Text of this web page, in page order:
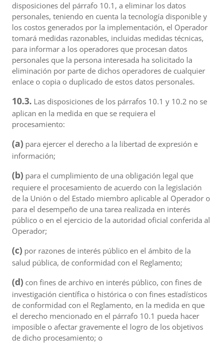
disposiciones del párrafo 10.1, a eliminar los datos
personales, teniendo en cuenta la tecnología disponible y
los costos generados por la implementación, el Operador
tomará medidas razonables, incluidas medidas técnicas,
para informar a los operadores que procesan datos
personales que la persona interesada ha solicitado la
eliminación por parte de dichos operadores de cualquier
enlace o copia o duplicado de estos datos personales.
10.3. Las disposiciones de los párrafos 10.1 y 10.2 no se
aplican en la medida en que se requiera el
procesamiento:
(a) para ejercer el derecho a la libertad de expresión e
información;
(b) para el cumplimiento de una obligación legal que
requiere el procesamiento de acuerdo con la legislación
de la Unión o del Estado miembro aplicable al Operador o
para el desempeño de una tarea realizada en interés
público o en el ejercicio de la autoridad oficial conferida al
Operador;
(c) por razones de interés público en el ámbito de la
salud pública, de conformidad con el Reglamento;
(d) con fines de archivo en interés público, con fines de
investigación científica o histórica o con fines estadísticos
de conformidad con el Reglamento, en la medida en que
el derecho mencionado en el párrafo 10.1 pueda hacer
imposible o afectar gravemente el logro de los objetivos
de dicho procesamiento; o